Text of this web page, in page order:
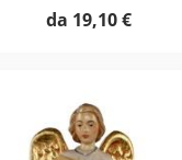
da 19,10 €